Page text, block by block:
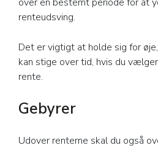
renteudsving.
Det er vigtigt at holde sig for
kan stige over tid, hvis du
rente.
Gebyrer
Udover renterne skal du også